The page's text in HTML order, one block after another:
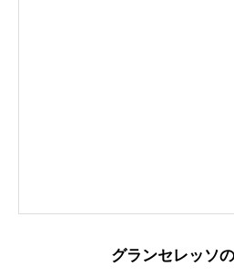
グランセレッソ